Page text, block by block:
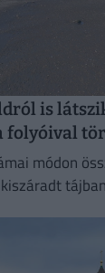
is
folyóival
módon
tárt fel.